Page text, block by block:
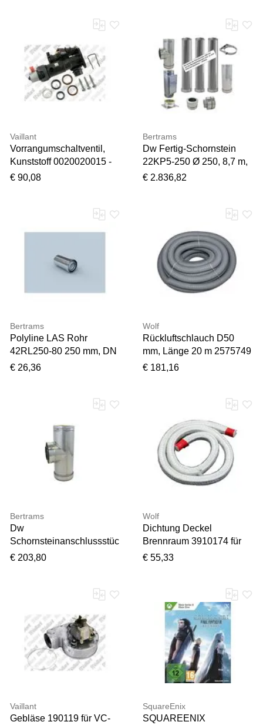
Vaillant
Vorrangumschaltventil,
Kunststoff 0020020015 -
Nr. 0020020015
€ 90,08
Bertrams
Dw Fertig-Schornstein
22KP5-250 Ø 250, 8,7 m,
Komplettpaket
€ 2.836,82
Bertrams
Polyline LAS Rohr
42RL250-80 250 mm, DN
80/125, innen, Edelstahl
€ 26,36
Wolf
Rückluftschlauch D50
mm, Länge 20 m 2575749
für BPH
€ 181,16
Bertrams
Dw
Schornsteinanschlussstüc
k 22SA90-180 90°, 180
€ 203,80
Wolf
Dichtung Deckel
Brennraum 3910174 für
BPH-10-35
€ 55,33
Vaillant
Gebläse 190119 für VC-
SquareEnix
SQUAREENIX